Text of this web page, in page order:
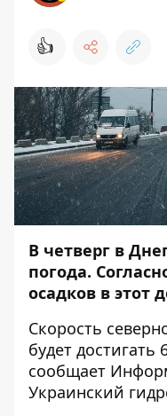
👍
В четверг в
погода.
осадков в этот
Скорость
будет
сообщает
Украинский